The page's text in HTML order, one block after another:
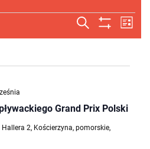
po
i
Szukaj
Lista
Grand Prix Polski
2, Kościerzyna, pomorskie,